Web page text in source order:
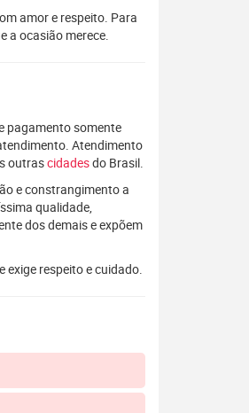
amor e respeito. Para
a ocasião merece.
pagamento somente
Atendimento
outrascidadesdo Brasil.
e constrangimento a
qualidade,
dos demais e expõem
exige respeito e cuidado.